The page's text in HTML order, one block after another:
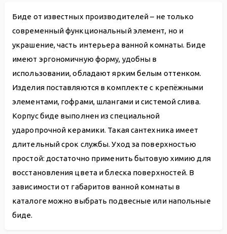
Биде от известных производителей – не только
современный функциональный элемент, но и
украшение, часть интерьера ванной комнаты. Биде
имеют эргономичную форму, удобны в
использовании, обладают ярким белым оттенком.
Изделия поставляются в комплекте с крепёжными
элементами, гофрами, шлангами и системой слива.
Корпус биде выполнен из специальной
ударопрочной керамики. Такая сантехника имеет
длительный срок службы. Уход за поверхностью
простой: достаточно применить бытовую химию для
восстановления цвета и блеска поверхностей. В
зависимости от габаритов ванной комнаты в
каталоге можно выбрать подвесные или напольные
биде.